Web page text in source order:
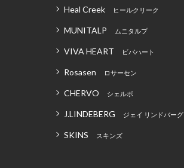
Heal Creek ヒールクリーク
MUNITALP ムニタルプ
VIVA HEART ビバハート
Rosasen ロサーセン
CHERVO シェルボ
J.LINDEBERG ジェイ リンドバーグ
SKINS スキンズ